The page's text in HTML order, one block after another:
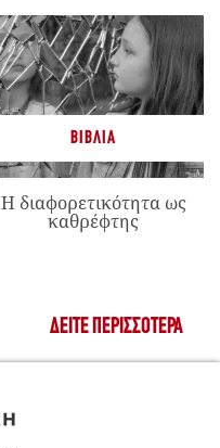
ΒΙΒΛΊΑ
Η διαφορετικότητα ως
καθρέφτης
ΔΕΊΤΕ ΠΕΡΙΣΣΌΤΕΡΑ